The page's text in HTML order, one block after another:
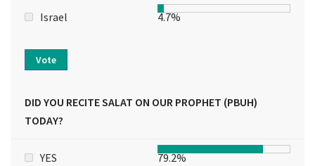
Israel 4.7%
Vote
DID YOU RECITE SALAT ON OUR PROPHET (PBUH)
TODAY?
YES 79.2%